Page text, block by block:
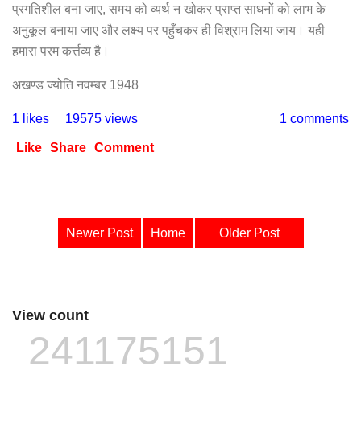
प्रगतिशील बना जाए, समय को व्यर्थ न खोकर प्राप्त साधनों को लाभ के
अनुकूल बनाया जाए और लक्ष्य पर पहुँचकर ही विश्राम लिया जाय। यही
हमारा परम कर्त्तव्य है।
अखण्ड ज्योति नवम्बर 1948
1 likes 19575 views 1 comments
Like Share Comment
Newer Post Home Older Post
View count
241175151